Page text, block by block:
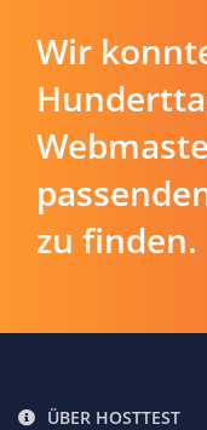
Wir
zu finden.
ÜBER HOSTTEST